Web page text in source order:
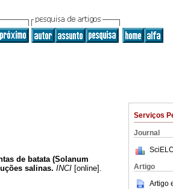
Serviços
Journal
Artigo
Artigo
de batata (Solanum
salinas. INCI [online].